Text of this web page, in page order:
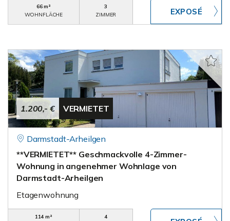
66 m²
WOHNFLÄCHE
3
ZIMMER
1.200,- € VERMIETET
Darmstadt-Arheilgen
**VERMIETET** Geschmackvolle 4-Zimmer-
Wohnung in angenehmer Wohnlage von
Darmstadt-Arheilgen
Etagenwohnung
114 m²
4